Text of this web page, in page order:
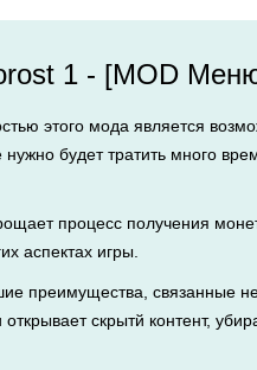
1 - [MOD
этого мода является
будет тратить много
процесс получения
аспектах игры.
преимущества, связанные
скрытй контент,